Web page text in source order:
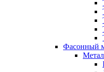
Фасонный